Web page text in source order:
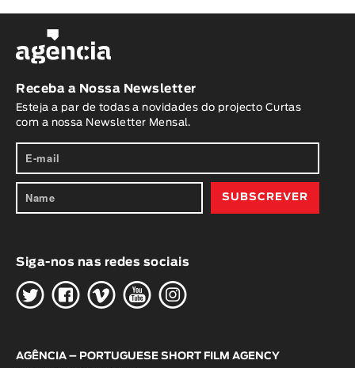
Receba a Nossa Newsletter
Esteja a par de todas a novidades do projecto Curtas
com a nossa Newsletter Mensal.
Siga-nos nas redes sociais
HGWOK
AGÊNCIA – PORTUGUESE SHORT FILM AGENCY